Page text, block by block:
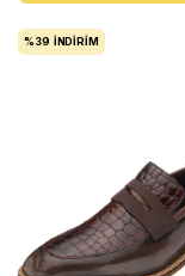
%39 İNDIRIM